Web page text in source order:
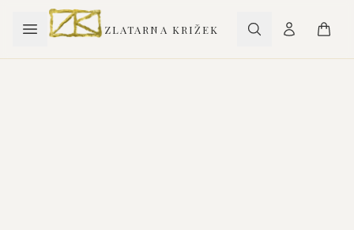
ZLATARNA KRIŽEK